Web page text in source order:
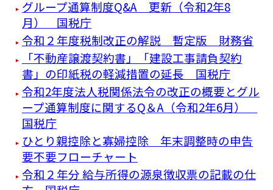
グループ通算制度Q&A 更新（令和2年8
月） 国税庁
令和２年度税制改正の解説 暫定版 財務省
「不動産譲渡契約書」「建設工事請負契約
書」の印紙税の軽減措置の延長 国税庁
令和2年度法人税関係法令の改正の概要とグル
ープ通算制度に関するQ＆A（令和2年6月）
国税庁
ひとり親控除と寡婦控除 年末調整時の申告
要不要フローチャート
令和２年分 給与所得の源泉徴収票の記載の仕